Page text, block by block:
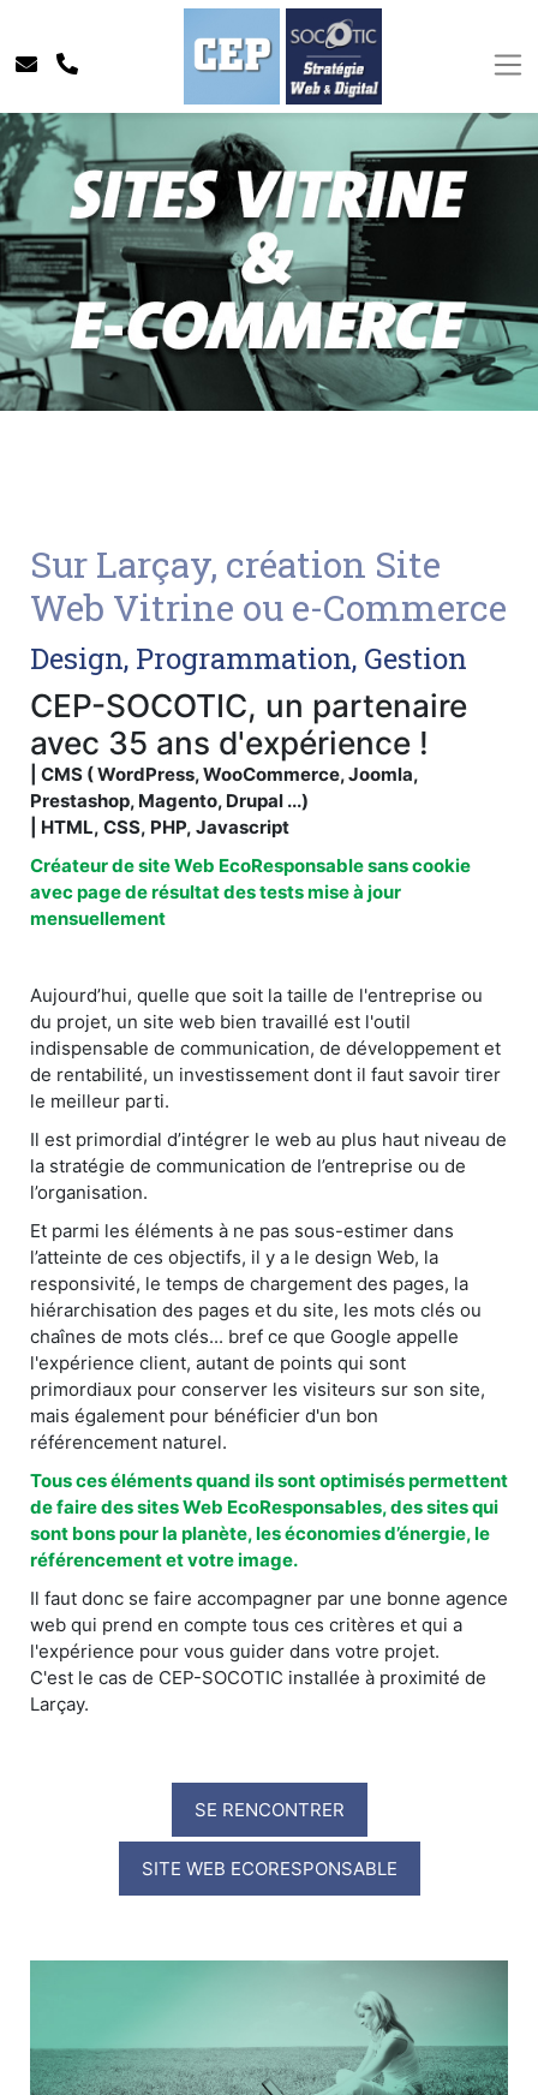
Sur Larçay, création Site
Web Vitrine ou e-Commerce
Design, Programmation, Gestion
CEP-SOCOTIC, un partenaire
avec 35 ans d'expérience !
| CMS ( WordPress, WooCommerce, Joomla,
Prestashop, Magento, Drupal ...)
| HTML, CSS, PHP, Javascript
Créateur de site Web EcoResponsable sans cookie
avec page de résultat des tests mise à jour
mensuellement
Aujourd’hui, quelle que soit la taille de l'entreprise ou
du projet, un site web bien travaillé est l'outil
indispensable de communication, de développement et
de rentabilité, un investissement dont il faut savoir tirer
le meilleur parti.
Il est primordial d’intégrer le web au plus haut niveau de
la stratégie de communication de l’entreprise ou de
l’organisation.
Et parmi les éléments à ne pas sous-estimer dans
l’atteinte de ces objectifs, il y a le design Web, la
responsivité, le temps de chargement des pages, la
hiérarchisation des pages et du site, les mots clés ou
chaînes de mots clés... bref ce que Google appelle
l'expérience client, autant de points qui sont
primordiaux pour conserver les visiteurs sur son site,
mais également pour bénéficier d'un bon
référencement naturel.
Tous ces éléments quand ils sont optimisés permettent
de faire des sites Web EcoResponsables, des sites qui
sont bons pour la planète, les économies d’énergie, le
référencement et votre image.
Il faut donc se faire accompagner par une bonne agence
web qui prend en compte tous ces critères et qui a
l'expérience pour vous guider dans votre projet.
C'est le cas de CEP-SOCOTIC installée à proximité de
Larçay.
SE RENCONTRER
SITE WEB ECORESPONSABLE